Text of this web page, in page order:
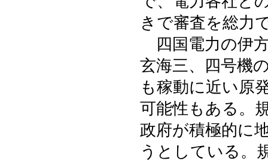
きで審査を総力
四国電力の伊
玄海三、四号機
も稼動に近い原
可能性もある。
政府が積極的に
うとしている。